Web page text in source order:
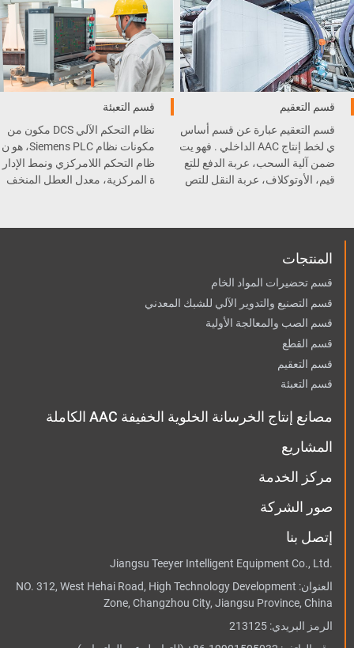
قسم التعقيم
قسم التعقيم عبارة عن قسم أساس
ي لخط إنتاج AAC الداخلي . فهو يت
ضمن آلية السحب، عربة الدفع للتع
قيم، الأوتوكلاف، عربة النقل للتص
قسم التعبئة
نظام التحكم الآلي DCS مكون من
مكونات نظام Siemens PLC، هو ن
ظام التحكم اللامركزي ونمط الإدار
ة المركزية، معدل العطل المنخف
المنتجات
قسم تحضيرات المواد الخام
قسم التصنيع والتدوير الآلي للشبك المعدني
قسم الصب والمعالجة الأولية
قسم القطع
قسم التعقيم
قسم التعبئة
مصانع إنتاج الخرسانة الخلوية الخفيفة AAC الكاملة
المشاريع
مركز الخدمة
صور الشركة
إتصل بنا
Jiangsu Teeyer Intelligent Equipment Co., Ltd.
العنوان: NO. 312, West Hehai Road, High Technology Development
Zone, Changzhou City, Jiangsu Province, China
الرمز البريدي: 213125